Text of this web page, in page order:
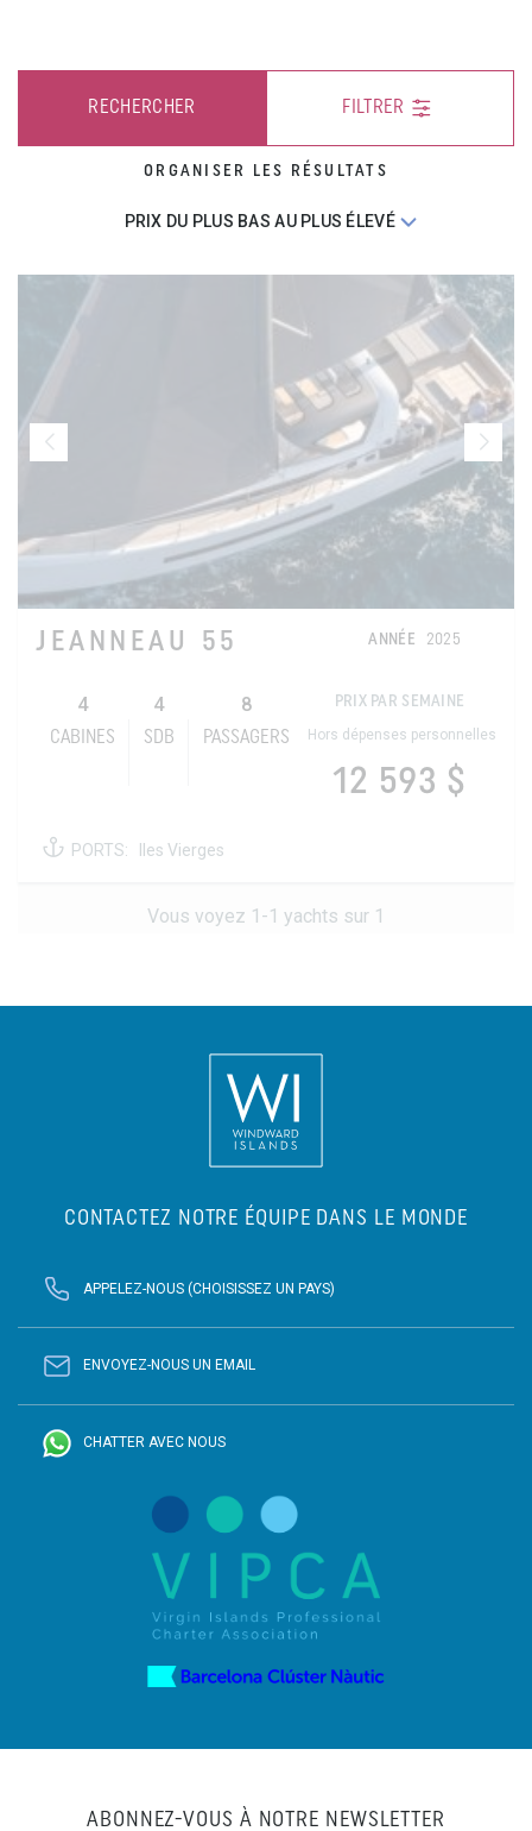
RECHERCHER FILTRER
ORGANISER LES RÉSULTATS
JEANNEAU 55 ANNÉE 2025
4
CABINES
4
SDB
8
PASSAGERS
PRIX PAR SEMAINE
Hors dépenses personnelles
12 593 $
PORTS: Iles Vierges
Vous voyez 1-1 yachts sur 1
CONTACTEZ NOTRE ÉQUIPE DANS LE MONDE
APPELEZ-NOUS (CHOISISSEZ UN PAYS)
ENVOYEZ-NOUS UN EMAIL
CHATTER AVEC NOUS
ABONNEZ-VOUS À NOTRE NEWSLETTER